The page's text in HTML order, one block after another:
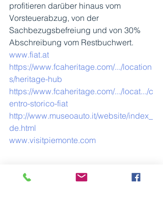
profitieren darüber hinaus vom
Vorsteuerabzug, von der
Sachbezugsbefreiung und von 30%
Abschreibung vom Restbuchwert.
www.fiat.at
https://www.fcaheritage.com/.../location
s/heritage-hub
https://www.fcaheritage.com/.../locat.../c
entro-storico-fiat
http://www.museoauto.it/website/index_
de.html
www.visitpiemonte.com